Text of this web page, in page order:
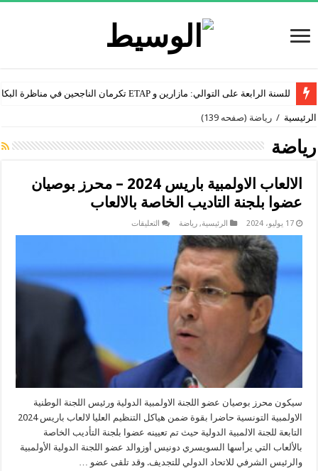
للسنة الرابعة على التوالي: مازارين و ETAP تكرمان الناجحين في مناظرة البكالوريا
المنستير: مازارين والشركة التونسية للأنشطة البترولية تتكفلان بمخيم صيفي لفائدة
الرئيسية / رياضة (صفحه 139)
رياضة
الالعاب الاولمبية باريس 2024 – محرز بوصيان
عضوا بلجنة التاديب الخاصة بالالعاب
17 يوليو، 2024 الرئيسية,رياضة التعليقات
–
محرز
سيكون محرز بوصيان عضو اللجنة الاولمبية الدولية ورئيس اللجنة الوطنية
الاولمبية التونسية حاضرا بقوة ضمن هياكل التنظيم العليا لالعاب باريس 2024
التابعة للجنة الالمبية الدولية حيث تم تعيينه عضوا بلجنة التأديب الخاصة
بالألعاب التي يرأسها السويسري دونيس أوزوالد عضو اللجنة الدولية الأولمبية
والرئيس الشرفي للاتحاد الدولي للتجديف. وقد تلقى عضو …